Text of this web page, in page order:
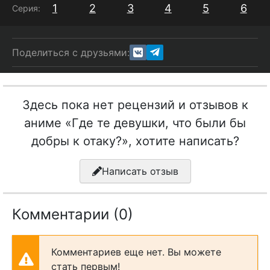
Серия: 1 2 3 4 5 6
Поделиться с друзьями:
Здесь пока нет рецензий и отзывов к
аниме «Где те девушки, что были бы
добры к отаку?», хотите написать?
Написать отзыв
Комментарии (0)
Комментариев еще нет. Вы можете
стать первым!